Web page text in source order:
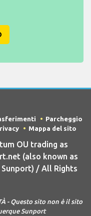
Parcheggio
Mappa del sito
OU trading as
(also known as
/ All Rights
- Questo sito non è il sito
Sunport